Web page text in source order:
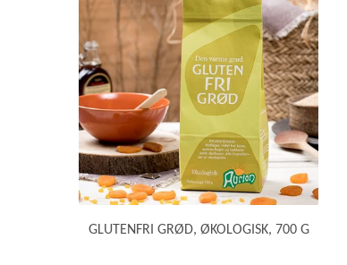
GLUTENFRI GRØD, ØKOLOGISK, 700 G